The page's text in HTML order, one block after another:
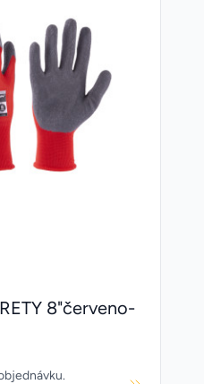
8"červeno-